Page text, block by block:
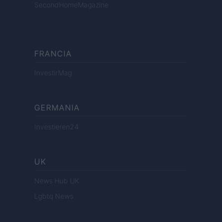
SecondHomeMagazine
FRANCIA
InvestirMag
GERMANIA
Investieren24
UK
News Hub UK
Lgbtq News